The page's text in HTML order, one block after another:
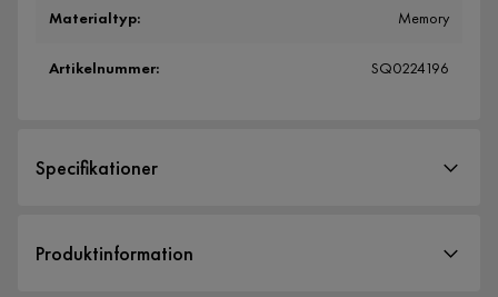
Materialtyp: Memory
Artikelnummer: SQ0224196
Specifikationer
Storlek
Produktinformation